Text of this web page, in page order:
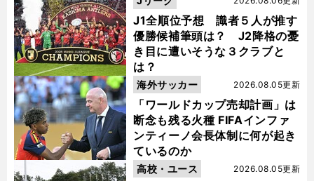
J1全順位予想 識者５人が推す
優勝候補筆頭は？ J2降格の憂
き目に遭いそうな３クラブと
は？
「ワールドカップ売却計画」は
断念も残る火種 FIFAインファ
ンティーノ会長体制に何が起き
ているのか
2026.08.05更新
海外サッカー
2026.08.05更新
高校・ユース